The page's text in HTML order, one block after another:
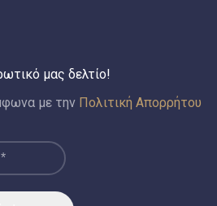
μας δελτίο!
με την Πολιτική Απορρήτου